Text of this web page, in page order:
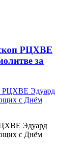
РЦХВЕ
за
Эдуард
с Днём